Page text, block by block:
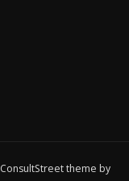
ConsultStreet theme by